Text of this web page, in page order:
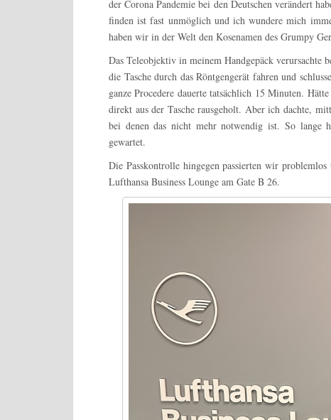
der Corona Pandemie bei den Deutschen verändert
finden ist fast unmöglich und ich wundere mich
haben wir in der Welt den Kosenamen des Grumpy
Das Teleobjektiv in meinem Handgepäck
die Tasche durch das Röntgengerät fahren und
ganze Procedere dauerte tatsächlich 15 Minuten.
direkt aus der Tasche rausgeholt. Aber ich dachte,
bei denen das nicht mehr notwendig ist. So lange
gewartet.
Die Passkontrolle hingegen passierten wir
Lufthansa Business Lounge am Gate B 26.